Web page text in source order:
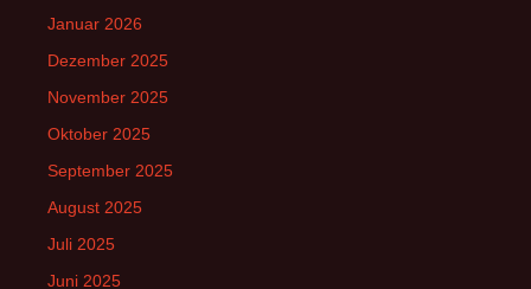
Januar 2026
Dezember 2025
November 2025
Oktober 2025
September 2025
August 2025
Juli 2025
Juni 2025